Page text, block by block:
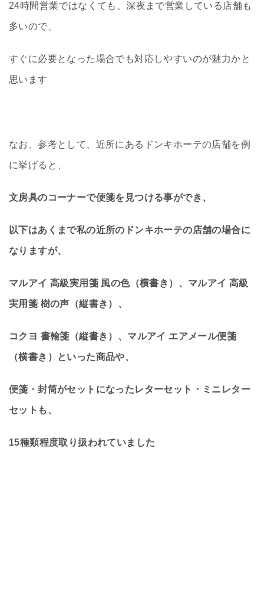
24時間営業ではなくても、深夜まで営業している店舗も
多いので、
すぐに必要となった場合でも対応しやすいのが魅力かと
思います
なお、参考として、近所にあるドンキホーテの店舗を例
に挙げると、
文房具のコーナーで便箋を見つける事ができ、
以下はあくまで私の近所のドンキホーテの店舗の場合に
なりますが、
マルアイ 高級実用箋 風の色（横書き）、マルアイ 高級
実用箋 樹の声（縦書き）、
コクヨ 書翰箋（縦書き）、マルアイ エアメール便箋
（横書き）といった商品や、
便箋・封筒がセットになったレターセット・ミニレター
セットも、
15種類程度取り扱われていました